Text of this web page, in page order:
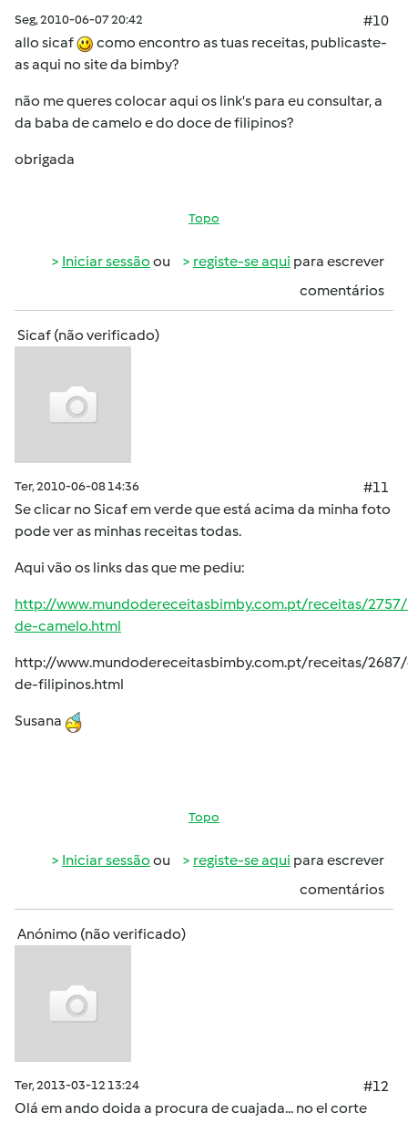
Seg, 2010-06-07 20:42
#10
allo sicaf
como encontro as tuas receitas, publicaste-
as aqui no site da bimby?
não me queres colocar aqui os link's para eu consultar, a
da baba de camelo e do doce de filipinos?
obrigada
Topo
Iniciar sessão ou registe-se aqui para escrever
comentários
Sicaf (não verificado)
Ter, 2010-06-08 14:36
#11
Se clicar no Sicaf em verde que está acima da minha foto
pode ver as minhas receitas todas.
Aqui vão os links das que me pediu:
http://www.mundodereceitasbimby.com.pt/receitas/
de-camelo.html
http://www.mundodereceitasbimby.com.pt/receitas/
de-filipinos.html
Susana
Topo
Iniciar sessão ou registe-se aqui para escrever
comentários
Anónimo (não verificado)
Ter, 2013-03-12 13:24
#12
Olá em ando doida a procura de cuajada... no el corte